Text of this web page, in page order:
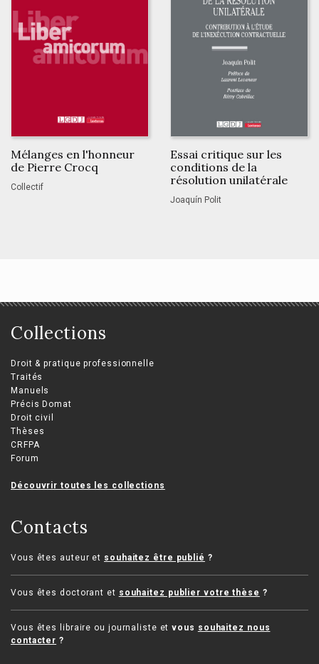
Mélanges en l'honneur
de Pierre Crocq
Collectif
Essai critique sur les
conditions de la
résolution unilatérale
Joaquín Polit
Collections
Droit & pratique professionnelle
Traités
Manuels
Précis Domat
Droit civil
Thèses
CRFPA
Forum
Découvrir toutes les collections
Contacts
Vous êtes auteur et souhaitez être publié ?
Vous êtes doctorant et souhaitez publier votre thèse ?
Vous êtes libraire ou journaliste etvous souhaitez nous
contacter ?